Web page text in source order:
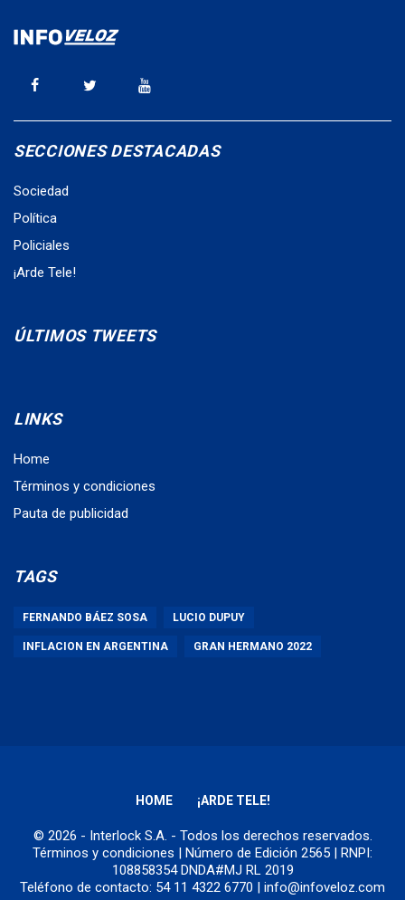
SECCIONES DESTACADAS
Sociedad
Política
Policiales
¡Arde Tele!
ÚLTIMOS TWEETS
LINKS
Home
Términos y condiciones
Pauta de publicidad
TAGS
FERNANDO BÁEZ SOSA LUCIO DUPUY
INFLACION EN ARGENTINA GRAN HERMANO 2022
HOME ¡ARDE TELE!
© 2026 - Interlock S.A. - Todos los derechos reservados.
Términos y condiciones | Número de Edición 2565 | RNPI:
108858354 DNDA#MJ RL 2019
Teléfono de contacto: 54 11 4322 6770 | info@infoveloz.com